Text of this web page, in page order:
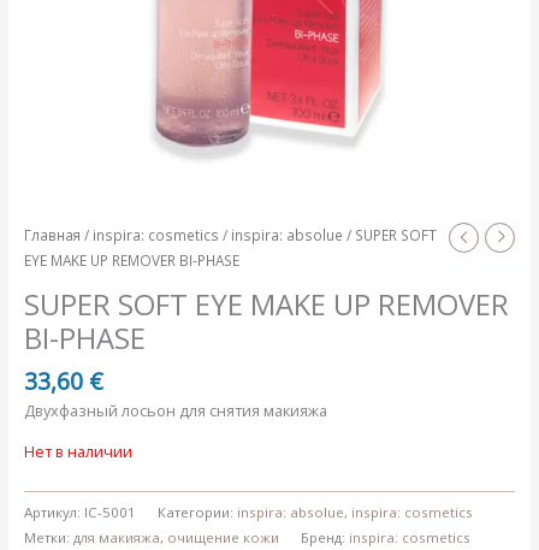
Главная / inspira: cosmetics / inspira: absolue / SUPER SOFT
EYE MAKE UP REMOVER BI-PHASE
SUPER SOFT EYE MAKE UP REMOVER
BI-PHASE
33,60 €
Двухфазный лосьон для снятия макияжа
Нет в наличии
Артикул: IC-5001 Категории: inspira: absolue, inspira: cosmetics
Метки: для макияжа, очищение кожи Бренд: inspira: cosmetics